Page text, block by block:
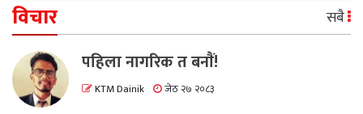
विचार सबै
पहिला नागरिक त बनाैं!
KTM Dainik जेठ २७ २०८३